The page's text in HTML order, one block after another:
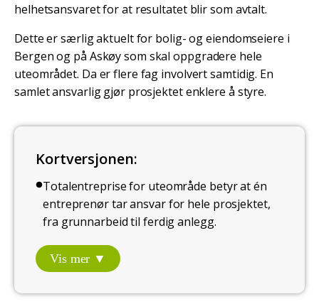
helhetsansvaret for at resultatet blir som avtalt.
Dette er særlig aktuelt for bolig- og eiendomseiere i
Bergen og på Askøy som skal oppgradere hele
uteområdet. Da er flere fag involvert samtidig. En
samlet ansvarlig gjør prosjektet enklere å styre.
Kortversjonen:
Totalentreprise for uteområde betyr at én
entreprenør tar ansvar for hele prosjektet,
fra grunnarbeid til ferdig anlegg.
Vis mer ▼